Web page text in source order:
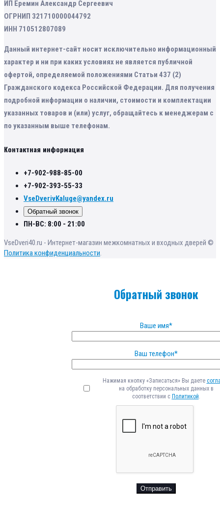
ИП Еремин Александр Сергеевич
ОГРНИП 321710000044792
ИНН 710512807089
Данный интернет-сайт носит исключительно информационный
характер и ни при каких условиях не является публичной
офертой, определяемой положениями Статьи 437 (2)
Гражданского кодекса Российской Федерации. Для получения
подробной информации о наличии, стоимости и комплектации
указанных товаров и (или) услуг, обращайтесь к менеджерам с
по указанным выше телефонам.
Контактная информация
+7-902-988-85-00
+7-902-393-55-33
VseDverivKaluge@yandex.ru
Обратный звонок
ПН-ВС: 8:00 - 21:00
VseDveri40.ru - Интернет-магазин межкомнатных и входных дверей ©
Политика конфиденциальности.
Обратный звонок
Ваше имя*
Ваш телефон*
Нажимая кнопку «Записаться» Вы даете
на обработку персональных данных в
соответствии с Политикой.